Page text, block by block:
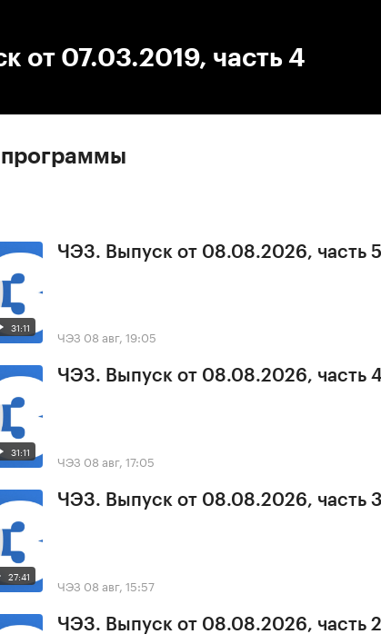
от 07.03.2019, часть 4
программы
31:11
ЧЭЗ. Выпуск от 08.08.2026, часть 5
ЧЭЗ 08 авг, 19:05
31:11
ЧЭЗ. Выпуск от 08.08.2026, часть
ЧЭЗ 08 авг, 17:05
27:41
ЧЭЗ. Выпуск от 08.08.2026, часть
ЧЭЗ 08 авг, 15:57
ЧЭЗ. Выпуск от 08.08.2026, часть 2